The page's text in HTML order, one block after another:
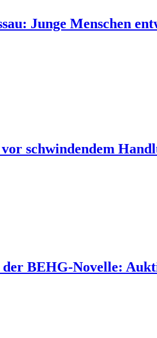
Junge Menschen
schwindendem
BEHG-Novelle: